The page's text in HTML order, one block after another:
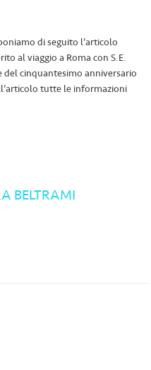
di seguito l’articolo
al viaggio a Roma con S.E.
del cinquantesimo anniversario
tutte le informazioni
BELTRAMI